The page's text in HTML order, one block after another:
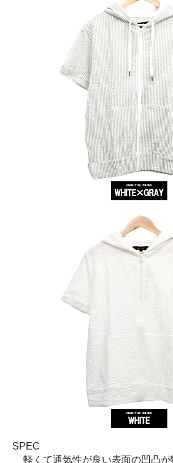
SPEC
軽くて通気性が良い表面の凹凸